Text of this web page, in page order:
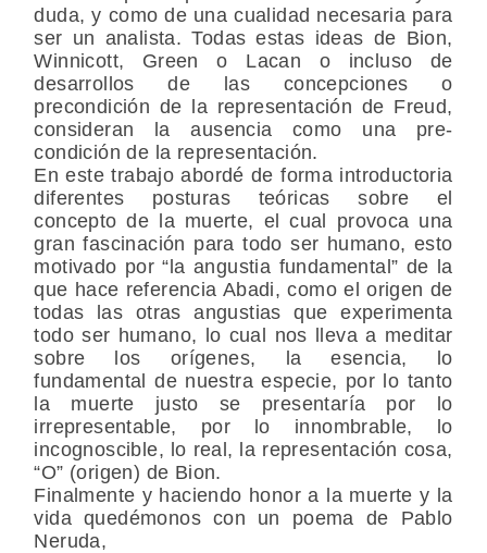
duda, y como de una cualidad necesaria para
ser un analista. Todas estas ideas de Bion,
Winnicott, Green o Lacan o incluso de
desarrollos de las concepciones o
precondición de la representación de Freud,
consideran la ausencia como una pre-
condición de la representación.
En este trabajo abordé de forma introductoria
diferentes posturas teóricas sobre el
concepto de la muerte, el cual provoca una
gran fascinación para todo ser humano, esto
motivado por “la angustia fundamental” de la
que hace referencia Abadi, como el origen de
todas las otras angustias que experimenta
todo ser humano, lo cual nos lleva a meditar
sobre los orígenes, la esencia, lo
fundamental de nuestra especie, por lo tanto
la muerte justo se presentaría por lo
irrepresentable, por lo innombrable, lo
incognoscible, lo real, la representación cosa,
“O” (origen) de Bion.
Finalmente y haciendo honor a la muerte y la
vida quedémonos con un poema de Pablo
Neruda,